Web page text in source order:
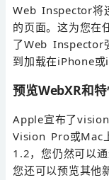
Web Inspector将
的页面。这为您在
了Web Inspector
到加载在iPhone或
预览WebXR和
Apple宣布了
Vision Pro或Mac
1.2，您仍然可以
您还可以预览其他